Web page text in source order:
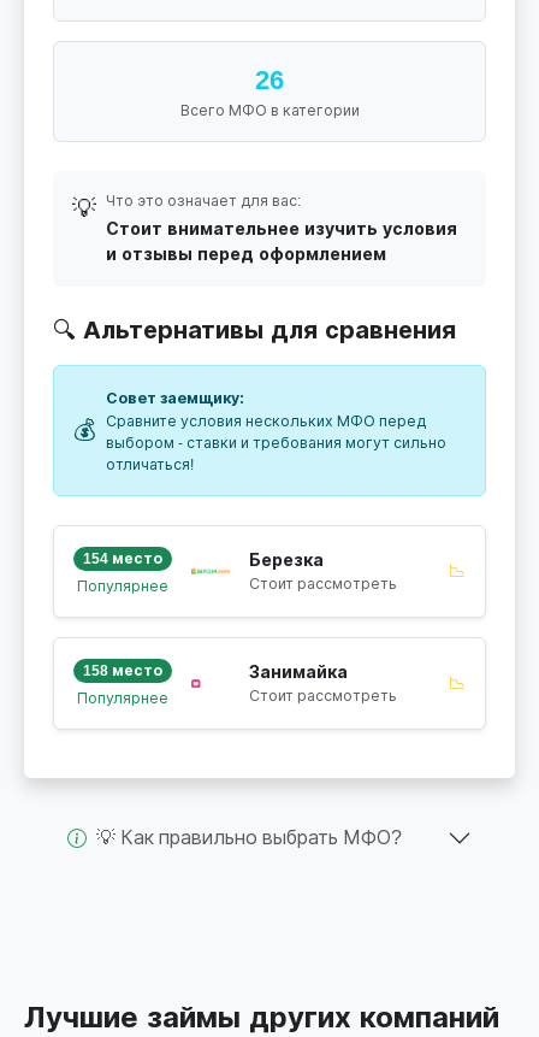
26
Всего МФО в категории
💡 Что это означает для вас:
Стоит внимательнее изучить условия
и отзывы перед оформлением
🔍 Альтернативы для сравнения
💰
Совет заемщику:
Сравните условия нескольких МФО перед
выбором - ставки и требования могут сильно
отличаться!
154 место
Популярнее
Березка
Стоит рассмотреть
📉
158 место
Популярнее
Занимайка
Стоит рассмотреть
📉
💡 Как правильно выбрать МФО?
Лучшие займы других компаний